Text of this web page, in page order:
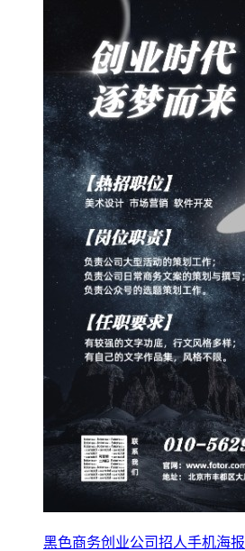
黑色商务创业公司招人手机海报